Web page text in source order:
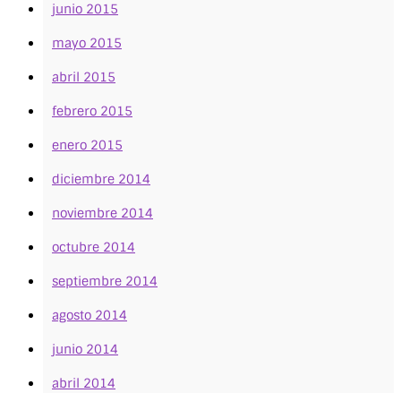
junio 2015
mayo 2015
abril 2015
febrero 2015
enero 2015
diciembre 2014
noviembre 2014
octubre 2014
septiembre 2014
agosto 2014
junio 2014
abril 2014